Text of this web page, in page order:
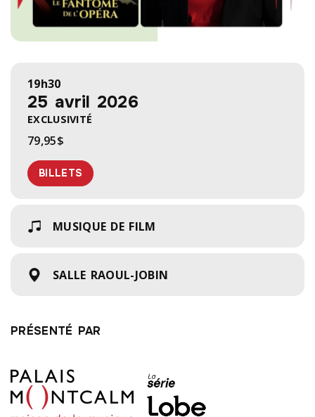
19h30
25 avril 2026
EXCLUSIVITÉ
79,95$
BILLETS
MUSIQUE DE FILM
SALLE RAOUL-JOBIN
PRÉSENTÉ PAR